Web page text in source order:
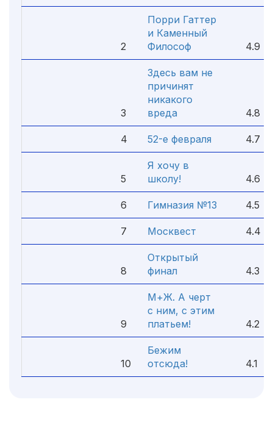
2
Порри Гаттер
и Каменный
Философ
4.9
3
Здесь вам не
причинят
никакого
вреда
4.8
4 52-е февраля 4.7
5
Я хочу в
школу!
4.6
6 Гимназия №13 4.5
7 Москвест 4.4
8
Открытый
финал
4.3
9
М+Ж. А черт
с ним, с этим
платьем!
4.2
10
Бежим
отсюда!
4.1